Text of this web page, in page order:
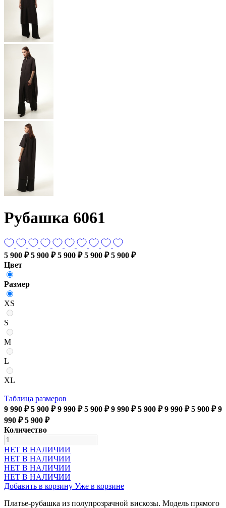
Рубашка 6061
5 900 ₽ 5 900 ₽ 5 900 ₽ 5 900 ₽ 5 900 ₽
Цвет
Размер
XS
S
M
L
XL
Таблица размеров
9 990 ₽ 5 900 ₽ 9 990 ₽ 5 900 ₽ 9 990 ₽ 5 900 ₽ 9 990 ₽ 5 900 ₽ 9
990 ₽ 5 900 ₽
Количество
НЕТ В НАЛИЧИИ
НЕТ В НАЛИЧИИ
НЕТ В НАЛИЧИИ
НЕТ В НАЛИЧИИ
Добавить в корзину Уже в корзине
Платье-рубашка из полупрозрачной вискозы. Модель прямого